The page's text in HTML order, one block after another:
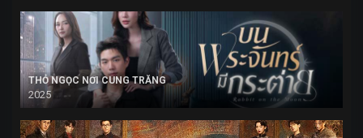
THỎ NGỌC NƠI CUNG TRĂNG
2025